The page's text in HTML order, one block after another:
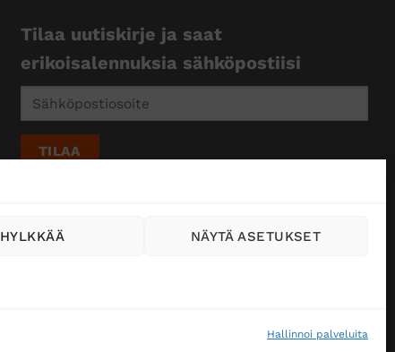
Hallinnoi palveluita
HYLKKÄÄ NÄYTÄ ASETUKSET
Tilaa uutiskirje ja saat
erikoisalennuksia sähköpostiisi